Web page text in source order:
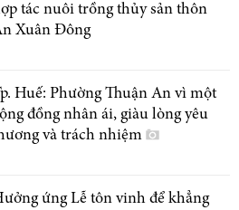
tác nuôi trồng thủy sản thôn
Xuân Đông
Huế: Phường Thuận An vì một
đồng nhân ái, giàu lòng yêu
và trách nhiệm
ứng Lễ tôn vinh để khẳng